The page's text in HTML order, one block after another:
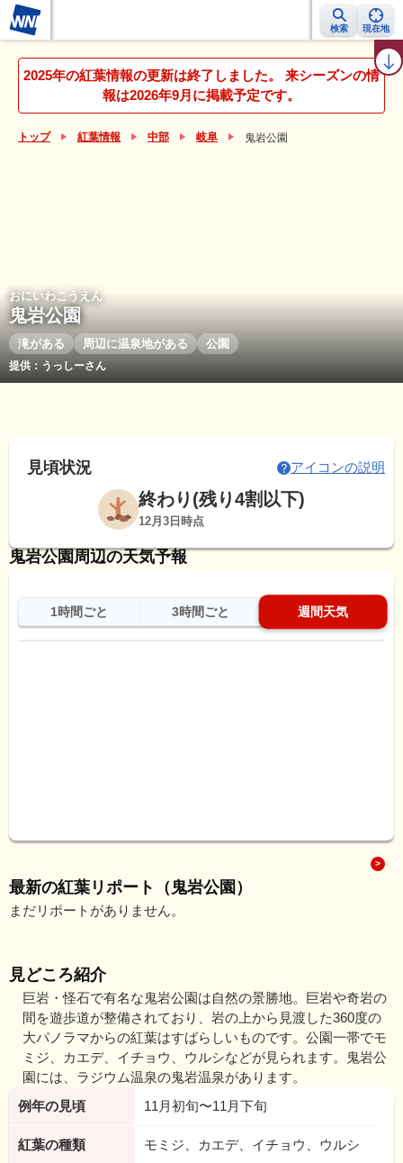
検索 現在地
紅葉レーダー 紅葉ニュース 京都 見頃カレンダー 名所ランキング
2025年の紅葉情報の更新は終了しました。 来シーズンの情
報は2026年9月に掲載予定です。
トップ 紅葉情報 中部 岐阜 鬼岩公園
おにいわこうえん
鬼岩公園
滝がある 周辺に温泉地がある 公園
提供：うっしーさん
見頃状況 アイコンの説明
終わり(残り4割以下)
12月3日時点
鬼岩公園周辺の天気予報
1時間ごと 3時間ごと 週間天気
最新の紅葉リポート（鬼岩公園）
まだリポートがありません。
見どころ紹介
巨岩・怪石で有名な鬼岩公園は自然の景勝地。巨岩や奇岩の
間を遊歩道が整備されており、岩の上から見渡した360度の
大パノラマからの紅葉はすばらしいものです。公園一帯でモ
ミジ、カエデ、イチョウ、ウルシなどが見られます。鬼岩公
園には、ラジウム温泉の鬼岩温泉があります。
例年の見頃
11月初旬〜11月下旬
紅葉の種類 モミジ、カエデ、イチョウ、ウルシ